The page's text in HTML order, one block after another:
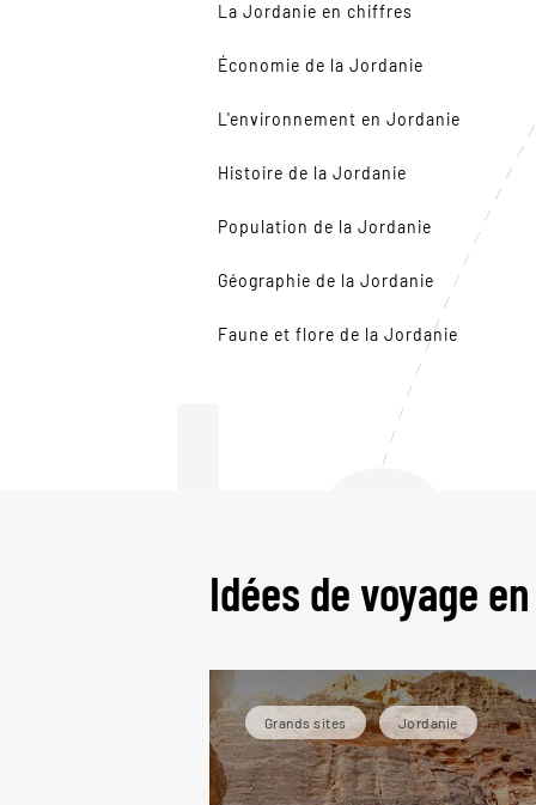
Le
La Jordanie en chiffres
Économie de la Jordanie
L'environnement en Jordanie
Histoire de la Jordanie
Population de la Jordanie
Géographie de la Jordanie
Faune et flore de la Jordanie
Idées de voyage
Grands sites Jordanie